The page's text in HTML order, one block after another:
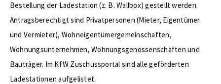
Bestellung der Ladestation (z. B. Wallbox) gestellt werden.
Antragsberechtigt sind Privatpersonen (Mieter, Eigentümer
und Vermieter), Wohneigentümergemeinschaften,
Wohnungsunternehmen, Wohnungsgenossenschaften und
Bauträger. Im KfW Zuschussportal sind alle geförderten
Ladestationen aufgelistet.